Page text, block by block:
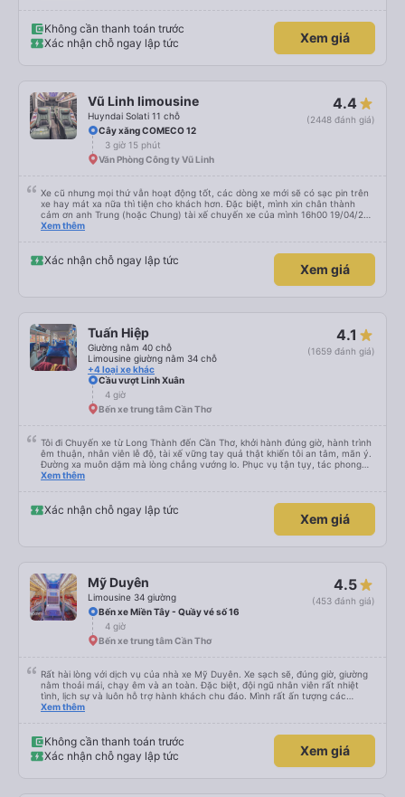
Không cần thanh toán trước
Xác nhận chỗ ngay lập tức
Xem giá
Vũ Linh limousine
Huyndai Solati 11 chỗ
4.4
(2448 đánh giá)
Cây xăng COMECO 12
3 giờ 15 phút
Văn Phòng Công ty Vũ Linh
Xe cũ nhưng mọi thứ vẫn hoạt động tốt, các dòng xe mới sẽ có sạc pin trên
xe hay mát xa nữa thì tiện cho khách hơn. Đặc biệt, mình xin chân thành
cảm ơn anh Trung (hoặc Chung) tài xế chuyến xe của mình 16h00 19/04/26
đã nhiệt tình giúp đỡ mình nhận lại điện thoại và ví bỏ quên ở văn phòng Cao
đồ của mình được đựng trong hộp, bọc kĩ, chống sốc, có dán nhãn đàng
hoàng. Rất cảm kích điều này.
Xem thêm
Xác nhận chỗ ngay lập tức
Xem giá
Tuấn Hiệp
Giường nằm 40 chỗ
Limousine giường nằm 34 chỗ
+4 loại xe khác
4.1
(1659 đánh giá)
Cầu vượt Linh Xuân
4 giờ
Bến xe trung tâm Cần Thơ
Tôi đi Chuyến xe từ Long Thành đến Cần Thơ, khởi hành đúng giờ, hành trình
êm thuận, nhân viên lễ độ, tài xế vững tay quả thật khiến tôi an tâm, mãn ý.
Đường xa muôn dặm mà lòng chẳng vướng lo. Phục vụ tận tụy, tác phong
nghiêm cẩn, hiếm thấy giữa thời buổi kim tiền vội vã. Xã hội loạn đạo. Xin gửi
Xem thêm
Xác nhận chỗ ngay lập tức
Xem giá
Mỹ Duyên
Limousine 34 giường
4.5
(453 đánh giá)
Bến xe Miền Tây - Quầy vé số 16
4 giờ
Bến xe trung tâm Cần Thơ
Rất hài lòng với dịch vụ của nhà xe Mỹ Duyên. Xe sạch sẽ, đúng giờ, giường
nằm thoải mái, chạy êm và an toàn. Đặc biệt, đội ngũ nhân viên rất nhiệt
tình, lịch sự và luôn hỗ trợ hành khách chu đáo. Mình rất ấn tượng các
anh/chị nhân viên trung chuyển ở Mỹ Luông. Mọi người rất thân thiện, đón
cảm giác rất yên tâm khi di chuyển. Chắc chắn sẽ tiếp tục lựa chọn nhà xe
Mỹ Duyên trong những chuyến đi sắp tới. Cảm ơn nhà xe và đội ngũ nhân
viên đã mang đến một chuyến đi thật thoải mái!
Xem thêm
Không cần thanh toán trước
Xác nhận chỗ ngay lập tức
Xem giá